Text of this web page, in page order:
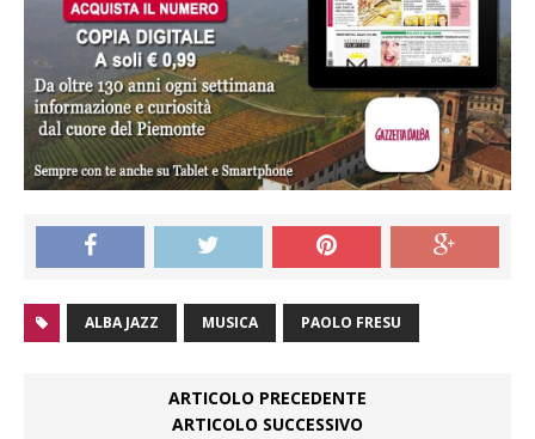
ALBA JAZZ MUSICA PAOLO FRESU
ARTICOLO PRECEDENTE
ARTICOLO SUCCESSIVO